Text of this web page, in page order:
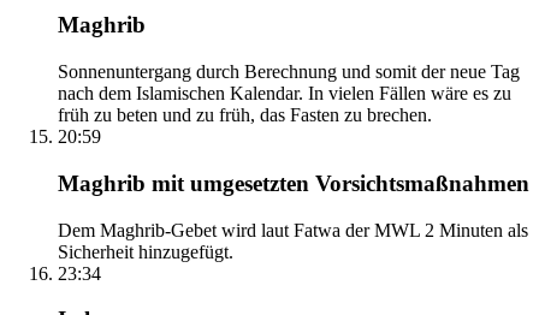
Maghrib
Sonnenuntergang durch Berechnung und somit der neue Tag
nach dem Islamischen Kalendar. In vielen Fällen wäre es zu
früh zu beten und zu früh, das Fasten zu brechen.
20:59
Maghrib mit umgesetzten Vorsichtsmaßnahmen
Dem Maghrib-Gebet wird laut Fatwa der MWL 2 Minuten als
Sicherheit hinzugefügt.
23:34